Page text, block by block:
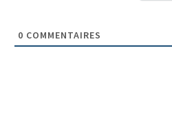
0 COMMENTAIRES